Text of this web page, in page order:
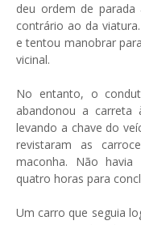
deu ordem de
contrário ao da
e tentou manobrar
vicinal.
No entanto, o
abandonou a
levando a chave do
revistaram as
maconha. Não
quatro horas para
Um carro que seguia